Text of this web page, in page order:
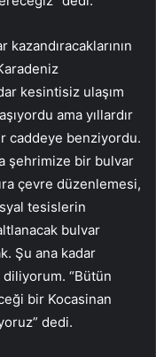
kesintisiz ulaşım
ama yıllardır
caddeye benziyordu.
şehrimize bir bulvar
çevre düzenlemesi,
tesislerin
bulvar
Şu ana kadar
diliyorum. “Bütün
bir Kocasinan
dedi.